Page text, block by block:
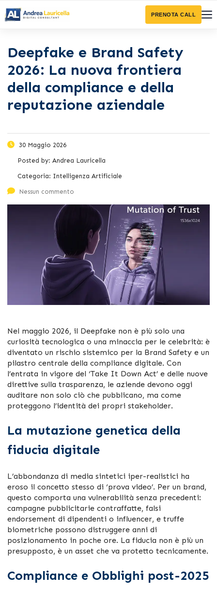
PRENOTA CALL
Deepfake e Brand Safety
2026: La nuova frontiera
della compliance e della
reputazione aziendale
30 Maggio 2026
Posted by: Andrea Lauricella
Categoria: Intelligenza Artificiale
Nessun commento
Nel maggio 2026, il Deepfake non è più solo una
curiosità tecnologica o una minaccia per le celebrità: è
diventato un rischio sistemico per la Brand Safety e un
pilastro centrale della compliance digitale. Con
l’entrata in vigore del ‘Take It Down Act’ e delle nuove
direttive sulla trasparenza, le aziende devono oggi
auditare non solo ciò che pubblicano, ma come
proteggono l’identità dei propri stakeholder.
La mutazione genetica della
fiducia digitale
L’abbondanza di media sintetici iper-realistici ha
eroso il concetto stesso di ‘prova video’. Per un brand,
questo comporta una vulnerabilità senza precedenti:
campagne pubblicitarie contraffatte, falsi
endorsement di dipendenti o influencer, e truffe
biometriche possono distruggere anni di
posizionamento in poche ore. La fiducia non è più un
presupposto, è un asset che va protetto tecnicamente.
Compliance e Obblighi post-2025